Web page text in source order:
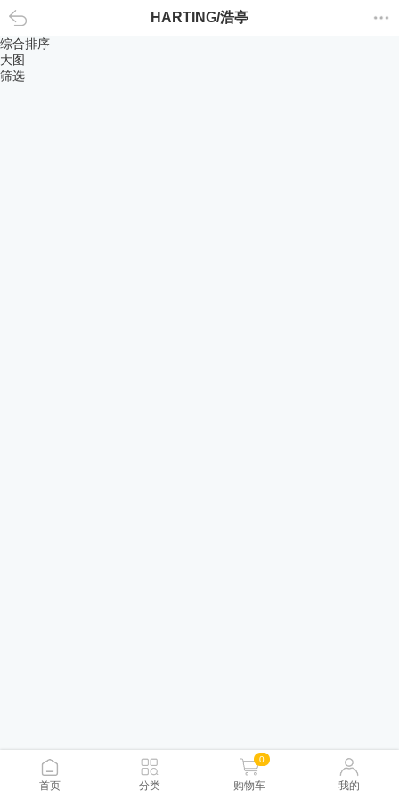
返回 HARTING/浩亭
综合排序
大图
筛选
首页 分类
0
购物车 我的